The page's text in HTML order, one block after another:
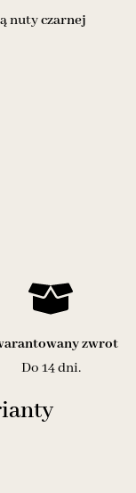
nutyczarnej
zwrot
Do 14 dni.